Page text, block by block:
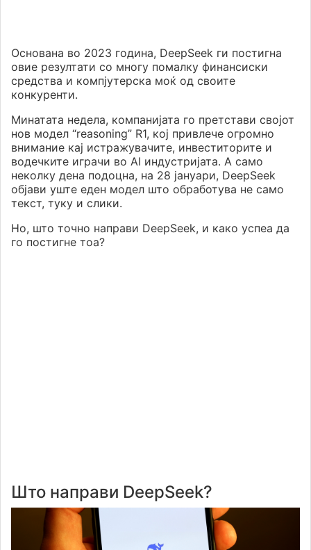
Основана во 2023 година, DeepSeek ги постигна
овие резултати со многу помалку финансиски
средства и компјутерска моќ од своите
конкуренти.
Минатата недела, компанијата го претстави својот
нов модел “reasoning” R1, кој привлече огромно
внимание кај истражувачите, инвеститорите и
водечките играчи во AI индустријата. А само
неколку дена подоцна, на 28 јануари, DeepSeek
објави уште еден модел што обработува не само
текст, туку и слики.
Но, што точно направи DeepSeek, и како успеа да
го постигне тоа?
Што направи DeepSeek?